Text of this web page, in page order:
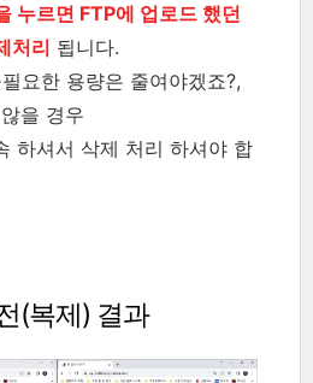
누르면 FTP에 업로드 했던
처리 됩니다.
요한 용량은 줄여야겠죠?,
을 경우
하셔서 삭제 처리 하셔야 합
(복제) 결과